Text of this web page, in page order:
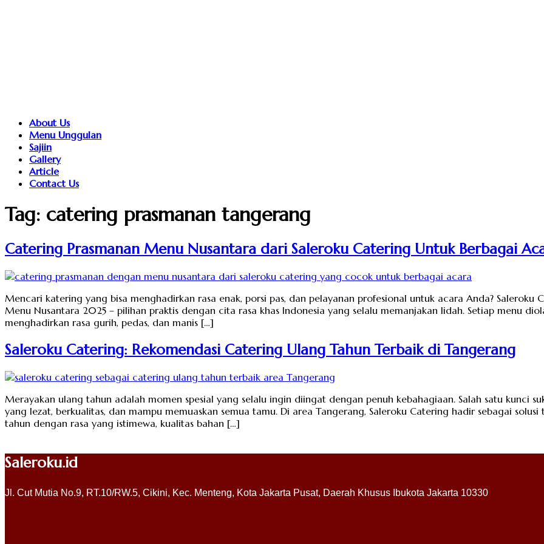
About Us
Menu Unggulan
Sajiin
Gallery
Article
Contact Us
Tag: catering prasmanan tangerang
Catering Prasmanan Menu Nusantara dari Saleroku Catering Untuk Berbagai
Mencari katering yang bisa menghadirkan rasa enak, porsi pas, dan pelayanan profesional untuk acara Anda?
Menu Nusantara 2025 – pilihan praktis dengan cita rasa khas Indonesia yang selalu memanjakan lidah. Setiap menu
menghadirkan rasa gurih, pedas, dan manis […]
Saleroku Catering: Rekomendasi Catering Ulang Tahun Terbaik di Tangerang
Merayakan ulang tahun adalah momen spesial yang selalu ingin diingat dengan penuh kebahagiaan. Salah satu kunci
yang lezat, berkualitas, dan mampu memuaskan semua tamu. Di area Tangerang, Saleroku Catering hadir sebagai
tahun dengan rasa yang istimewa, kualitas bahan […]
Saleroku.id
Jl. Cut Mutia No.9, RT.10/RW.5, Cikini, Kec. Menteng, Kota Jakarta Pusat, Daerah Khusus Ibukota Jakarta 10330